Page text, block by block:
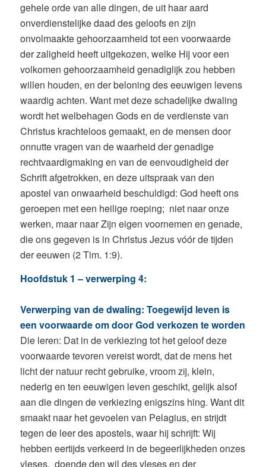
gehele orde van alle dingen, de uit haar aard
onverdienstelijke daad des geloofs en zijn
onvolmaakte gehoorzaamheid tot een voorwaarde
der zaligheid heeft uitgekozen, welke Hij voor een
volkomen gehoorzaamheid genadiglijk zou hebben
willen houden, en der beloning des eeuwigen levens
waardig achten. Want met deze schadelijke dwaling
wordt het welbehagen Gods en de verdienste van
Christus krachteloos gemaakt, en de mensen door
onnutte vragen van de waarheid der genadige
rechtvaardigmaking en van de eenvoudigheid der
Schrift afgetrokken, en deze uitspraak van den
apostel van onwaarheid beschuldigd: God heeft ons
geroepen met een heilige roeping; niet naar onze
werken, maar naar Zijn eigen voornemen en genade,
die ons gegeven is in Christus Jezus vóór de tijden
der eeuwen (2 Tim. 1:9).
Hoofdstuk 1 – verwerping 4:
Verwerping van de dwaling: Toegewijd leven is
een voorwaarde om door God verkozen te worden
Die leren: Dat in de verkiezing tot het geloof deze
voorwaarde tevoren vereist wordt, dat de mens het
licht der natuur recht gebruike, vroom zij, klein,
nederig en ten eeuwigen leven geschikt, gelijk alsof
aan die dingen de verkiezing enigszins hing. Want dit
smaakt naar het gevoelen van Pelagius, en strijdt
tegen de leer des apostels, waar hij schrijft: Wij
hebben eertijds verkeerd in de begeerlijkheden onzes
vleses, doende den wil des vleses en der